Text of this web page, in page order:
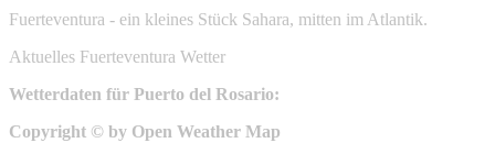
Fuerteventura - ein kleines Stück Sahara, mitten im Atlantik.
Aktuelles Fuerteventura Wetter
Wetterdaten für Puerto del Rosario:
Copyright © by Open Weather Map